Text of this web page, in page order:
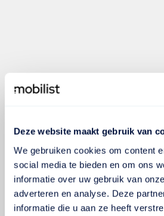
Deze website maakt gebruik van
We gebruiken cookies om content
social media te bieden en om ons
informatie over uw gebruik van
adverteren en analyse. Deze
informatie die u aan ze heeft